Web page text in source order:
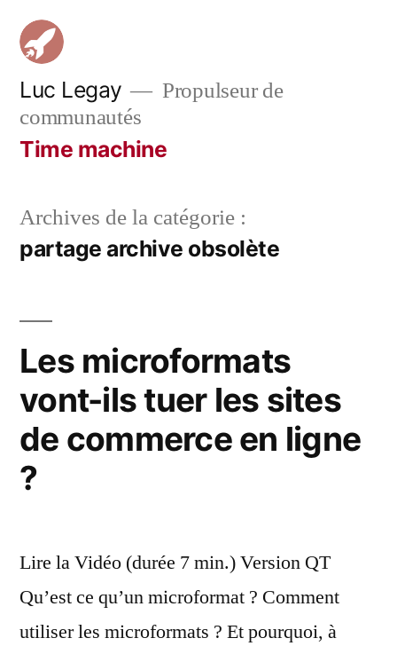
Aller
contenu
Luc Legay
Propulseur de
communautés
Time machine
Archives de la catégorie :
partage archive obsolète
Les microformats
vont-ils tuer les sites
de commerce en ligne
?
Lire la Vidéo (durée 7 min.) Version QT
Qu’est ce qu’un microformat ? Comment
utiliser les microformats ? Et pourquoi, à